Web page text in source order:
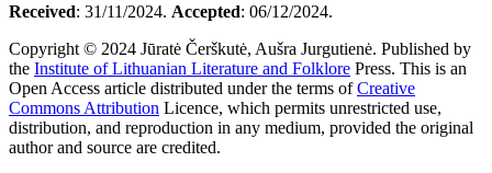
Received: 31/11/2024. Accepted: 06/12/2024.
Copyright © 2024 Jūratė Čerškutė, Aušra Jurgutienė. Published by
the Institute of Lithuanian Literature and Folklore Press. This is an
Open Access article distributed under the terms ofCreative
Commons Attribution Licence, which permits unrestricted use,
distribution, and reproduction in any medium, provided the original
author and source are credited.